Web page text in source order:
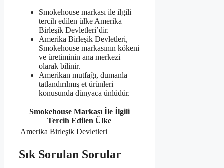
Smokehouse markası ile ilgili
tercih edilen ülke Amerika
Birleşik Devletleri’dir.
Amerika Birleşik Devletleri,
Smokehouse markasının kökeni
ve üretiminin ana merkezi
olarak bilinir.
Amerikan mutfağı, dumanla
tatlandırılmış et ürünleri
konusunda dünyaca ünlüdür.
Smokehouse Markası İle İlgili
Tercih Edilen Ülke
Amerika Birleşik Devletleri
Sık Sorulan Sorular